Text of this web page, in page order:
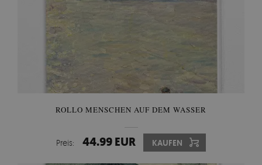
ROLLO MENSCHEN AUF DEM WASSER
Preis: 44.99 EUR KAUFEN